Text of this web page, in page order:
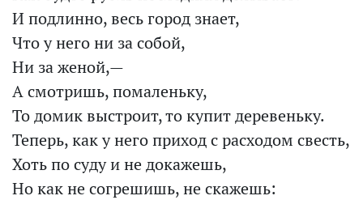
И подлинно, весь город знает,
Что у него ни за собой,
Ни за женой,—
А смотришь, помаленьку,
То домик выстроит, то купит деревеньку.
Теперь, как у него приход с расходом свесть,
Хоть по суду и не докажешь,
Но как не согрешишь, не скажешь: